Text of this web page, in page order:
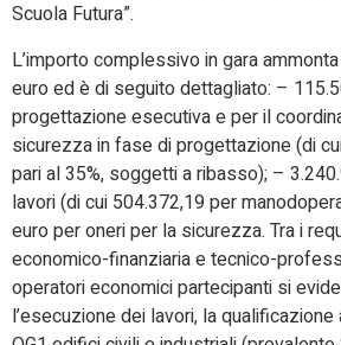
Scuola Futura”.
L’importo complessivo in gara
euro ed è di seguito dettagliato: –
progettazione esecutiva e per il
sicurezza in fase di progettazione (di
pari al 35%, soggetti a ribasso); –
lavori (di cui 504.372,19 per
euro per oneri per la sicurezza. Tra i
economico-finanziaria e tecnico-
operatori economici partecipanti si
l’esecuzione dei lavori, la